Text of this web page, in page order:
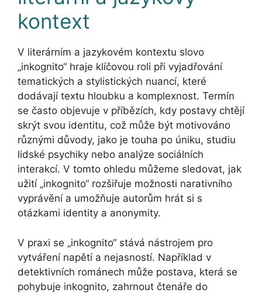
kontext
V literárním a jazykovém kontextu slovo
„inkognito“ hraje klíčovou roli při vyjadřování
tematických a stylistických nuancí, které
dodávají textu hloubku a komplexnost. Termín
se často objevuje v příbězích, kdy postavy chtějí
skrýt svou identitu, což může být motivováno
různými důvody, jako je touha po úniku, studiu
lidské psychiky nebo analýze sociálních
interakcí. V tomto ohledu můžeme sledovat, jak
užití „inkognito“ rozšiřuje možnosti narativního
vyprávění a umožňuje autorům hrát si s
otázkami identity a anonymity.
V praxi se „inkognito“ stává nástrojem pro
vytváření napětí a nejasností. Například v
detektivních románech může postava, která se
pohybuje inkognito, zahrnout čtenáře do